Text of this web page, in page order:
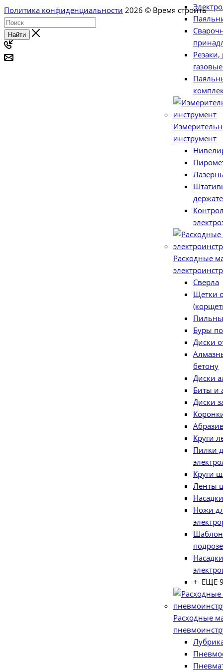
инструмент
Расходные
Сверла
Щетки
Буры
Диски
бетону
Диски
Биты и
Диски
Круги
Пилки
Круги
Ленты
Ножи
+ ЕЩЕ
Расходные
Политика конфиденциальности 2026 © Время строить
Найти